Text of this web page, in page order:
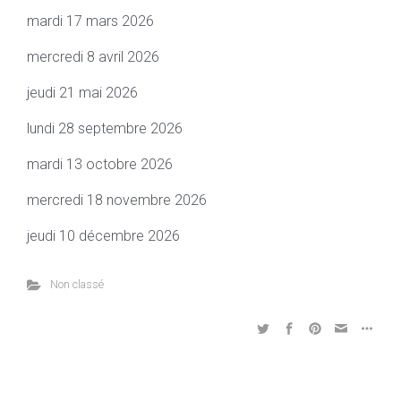
mardi 17 mars 2026
mercredi 8 avril 2026
jeudi 21 mai 2026
lundi 28 septembre 2026
mardi 13 octobre 2026
mercredi 18 novembre 2026
jeudi 10 décembre 2026
Non classé